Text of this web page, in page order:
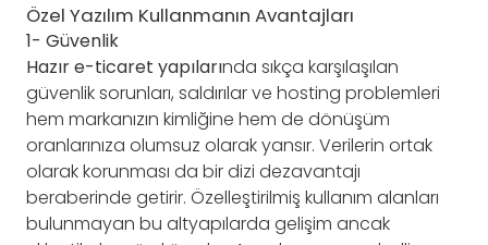
Özel Yazılım Kullanmanın Avantajları
1- Güvenlik
Hazır e-ticaret yapılarında sıkça karşılaşılan
güvenlik sorunları, saldırılar ve hosting problemleri
hem markanızın kimliğine hem de dönüşüm
oranlarınıza olumsuz olarak yansır. Verilerin ortak
olarak korunması da bir dizi dezavantajı
beraberinde getirir. Özelleştirilmiş kullanım alanları
bulunmayan bu altyapılarda gelişim ancak